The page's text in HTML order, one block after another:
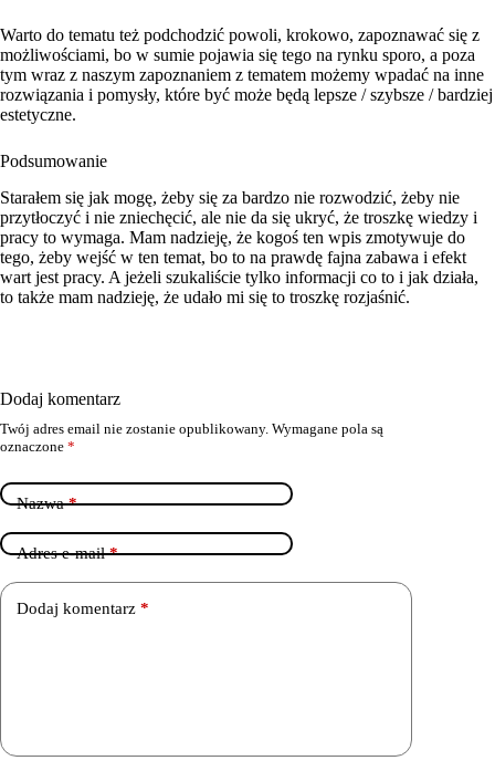
Warto do tematu też podchodzić powoli, krokowo, zapoznawać się z
możliwościami, bo w sumie pojawia się tego na rynku sporo, a poza
tym wraz z naszym zapoznaniem z tematem możemy wpadać na inne
rozwiązania i pomysły, które być może będą lepsze / szybsze / bardziej
estetyczne.
Podsumowanie
Starałem się jak mogę, żeby się za bardzo nie rozwodzić, żeby nie
przytłoczyć i nie zniechęcić, ale nie da się ukryć, że troszkę wiedzy i
pracy to wymaga. Mam nadzieję, że kogoś ten wpis zmotywuje do
tego, żeby wejść w ten temat, bo to na prawdę fajna zabawa i efekt
wart jest pracy. A jeżeli szukaliście tylko informacji co to i jak działa,
to także mam nadzieję, że udało mi się to troszkę rozjaśnić.
Dodaj komentarz
Twój adres email nie zostanie opublikowany. Wymagane pola są
oznaczone *
Nazwa*
Adres e-mail*
Dodaj komentarz *